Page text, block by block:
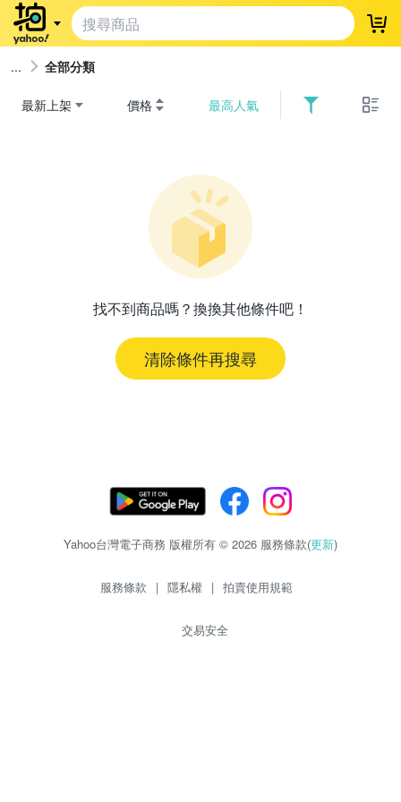
登
全部分類
最新上架 價格 最高人氣
找不到商品嗎？換換其他條件吧！
清除條件再搜尋
Yahoo台灣電子商務 版權所有 © 2026 服務條款(更新)
服務條款 | 隱私權 | 拍賣使用規範
交易安全